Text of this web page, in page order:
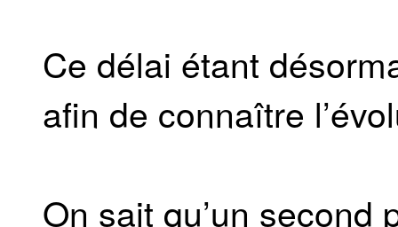
Ce délai étant
afin de connaître
On sait qu’un second